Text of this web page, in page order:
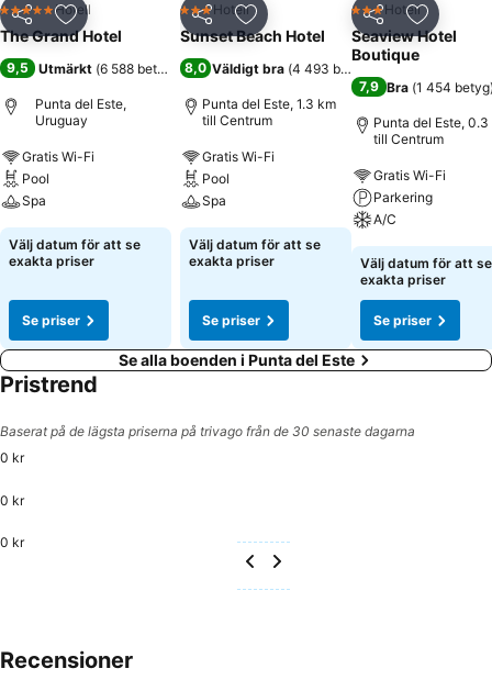
Dela Lägg till i Mina Favoriter
5 StjärnorHotell
The Grand Hotel
9,5 Utmärkt (6 588 betyg
Punta del Este,
Uruguay
Gratis Wi-Fi
Pool
Spa
Välj datum för att se
exakta priser
Se priser
Dela Lägg till i Mina Favoriter
3 Stjärnor
Hotell
Sunset Beach Hotel
8,0 Väldigt bra (4 493 betyg
Punta del Este, 1.3 km
till Centrum
Gratis Wi-Fi
Pool
Spa
Välj datum för att se
exakta priser
Se priser
Dela Lägg till
3 Stjärnor
Hotell
Seaview Hotel
Boutique
7,9 Bra (1 454 betyg
Punta del Este, 0.3
till Centrum
Gratis Wi-Fi
Parkering
A/C
Välj datum för att se
exakta priser
Se priser
Se alla boenden i Punta del Este
Pristrend
Baserat på de lägsta priserna på trivago från de 30 senaste dagarna
0 kr
0 kr
0 kr
Recensioner